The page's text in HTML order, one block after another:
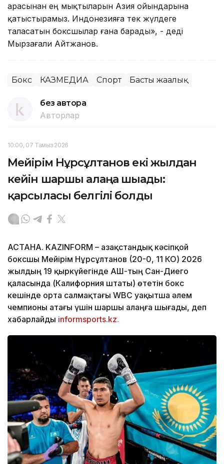
арасынан ең мықтыларын Азия ойындарына
қатыстырамыз. Индонезияға тек жүлдеге
таласатын боксшылар ғана барады», - деді
Мырзағали Айтжанов.
Бокс КАЗМЕДИА Спорт Басты жаңалық
без автора
Авторлар
10:00, 07 Тамыз 2026
Мейірім Нұрсұлтанов екі жылдан
кейін шаршы алаңға шығады:
қарсыласы белгілі болды
АСТАНА. KAZINFORM – Қазақстандық кәсіпқой
боксшы Мейірім Нұрсұлтанов (20-0, 11 КО) 2026
жылдың 19 қыркүйегінде АҚШ-тың Сан-Диего
қаласында (Калифорния штаты) өтетін бокс
кешінде орта салмақтағы WBC уақытша әлем
чемпионы атағы үшін шаршы алаңға шығады, деп
хабарлайды informsports.kz.